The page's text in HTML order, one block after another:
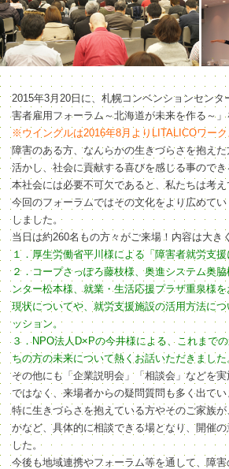
2015年3月 20日に、札幌コンベンションセンタ
害者雇用フォーラム～北海道が未来を作る～
※ ウイングルは2016年8 月より LITALICOワー
障害のある方、なんらかの生きづらさを抱え
活かし、社会に貢献する喜びを感じる事ので
本社会には必要不可欠であると、私たちは考え
今回のフォーラムではその文化をより広めて
しました。
当日は約260名もの方々がご来場！内容は大き
１．厚生労働省平川様による「障害者就労支
２．コープさっぽろ藤枝様、奥進システム奥
ンター松本様、就業・生活応援プラザ重泉様
現状についてや、就労支援施設の活用方法に
ッション。
３．NPO法人D×Pの今井様による、これまで
ちの方の未来について熱くお話いただきました
その他にも「企業説明会」「相談会」などを
ではなく、来場者からの疑問質問も多く出てい
特に生きづらさを抱えている方やそのご家族
かなど、具体的に相談できる場となり、開催
した。
今後も地域連携やフォーラム等を通して、障